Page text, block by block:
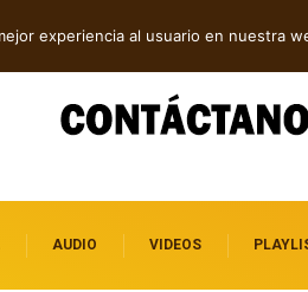
AUDIO VIDEOS
experiencia al usuario en nuestra